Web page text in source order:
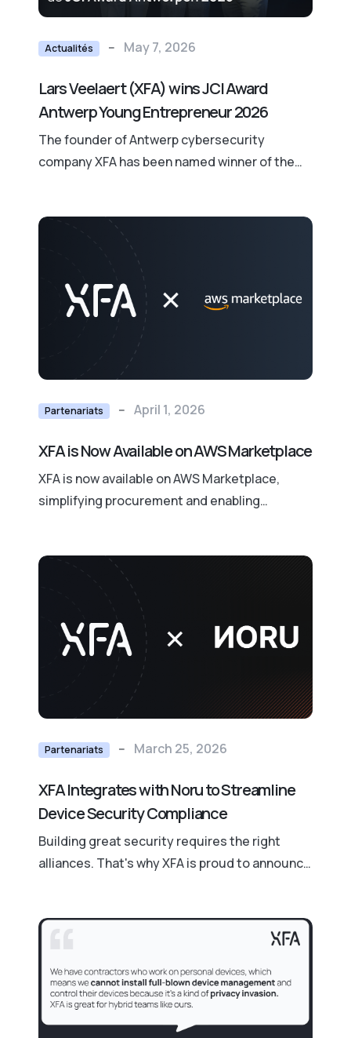
Actualités -- May 7, 2026
Lars Veelaert (XFA) wins JCI Award
Antwerp Young Entrepreneur 2026
The founder of Antwerp cybersecurity
company XFA has been named winner of the
public prize, and now competes against the
winners from other Flemish provinces in the
Partenariats -- April 1, 2026
XFA is Now Available on AWS Marketplace
XFA is now available on AWS Marketplace,
simplifying procurement and enabling
Partenariats -- March 25, 2026
XFA Integrates with Noru to Streamline
Device Security Compliance
Building great security requires the right
alliances. That's why XFA is proud to announce
modern teams.